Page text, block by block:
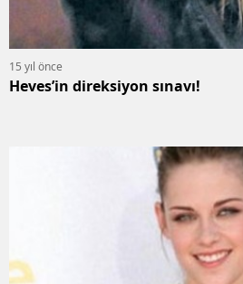
15 yıl önce
Heves’in direksiyon sınavı!